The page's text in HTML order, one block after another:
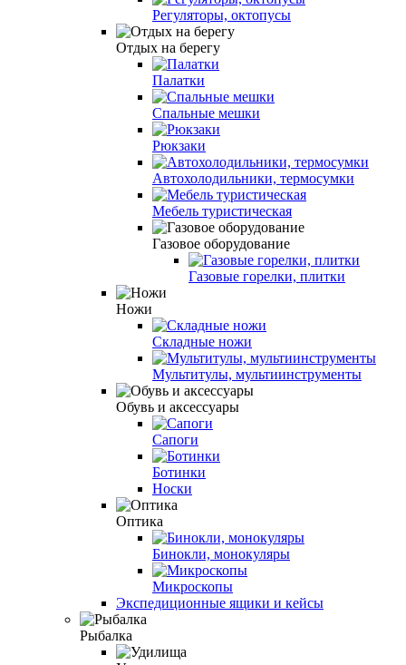
Регуляторы, октопусы
Отдых на берегу
Палатки
Спальные мешки
Рюкзаки
Автохолодильники, термосумки
Мебель туристическая
Газовое оборудование
Газовые горелки, плитки
Ножи
Cкладные ножи
Мультитулы, мультиинструменты
Обувь и аксессуары
Сапоги
Ботинки
Носки
Оптика
Бинокли, монокуляры
Микроскопы
Экспедиционные ящики и кейсы
Рыбалка